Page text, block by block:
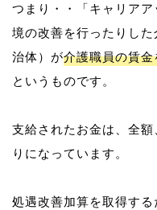
つまり・・「キャリア
境の改善を行ったりし
治体）が介護職員の賃
というものです。
支給されたお金は、全
りになっています。
処遇改善加算を取得す